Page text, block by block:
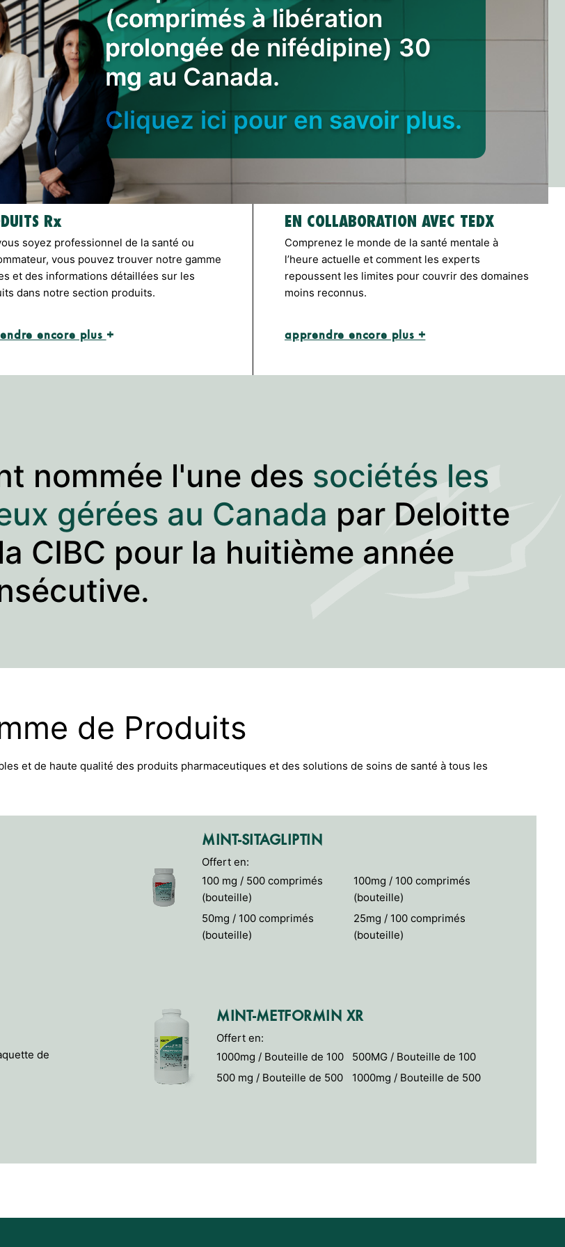
(comprimés à libération
prolongée de nifédipine) 30
mg au Canada.
Cliquez ici pour en savoir plus.
Rx
soyez professionnel de la santé ou
vous pouvez trouver notre gamme
et des informations détaillées sur les
dans notre section produits.
encore plus +
EN COLLABORATION AVEC TEDX
Comprenez le monde de la santé mentale à
l’heure actuelle et comment les experts
repoussent les limites pour couvrir des domaines
moins reconnus.
apprendre encore plus +
nommée l'une des sociétés les
gérées au Canada par Deloitte
CIBC pour la huitième année
de Produits
et de haute qualité des produits pharmaceutiques et des solutions de soins de santé à tous les
MINT-SITAGLIPTIN
Offert en:
100 mg / 500 comprimés
(bouteille)
100mg / 100 comprimés
(bouteille)
50mg / 100 comprimés
(bouteille)
25mg / 100 comprimés
(bouteille)
de
MINT-METFORMIN XR
Offert en:
1000mg / Bouteille de 100
500MG / Bouteille de 100
500 mg / Bouteille de 500
1000mg / Bouteille de 500